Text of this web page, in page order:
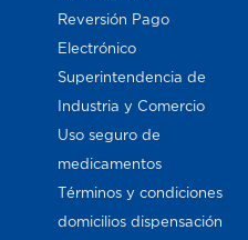
Reversión Pago
Electrónico
Superintendencia de
Industria y Comercio
Uso seguro de
medicamentos
Términos y condiciones
domicilios dispensación